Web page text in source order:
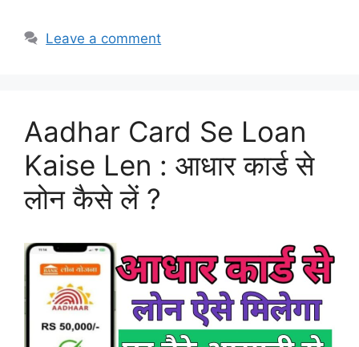
Leave a comment
Aadhar Card Se Loan
Kaise Len : आधार कार्ड से
लोन कैसे लें ?